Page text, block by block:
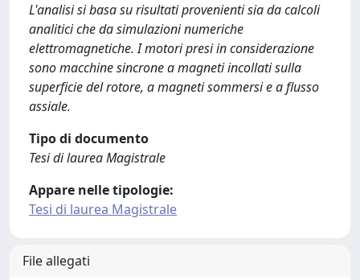
L'analisi si basa su risultati provenienti sia da calcoli
analitici che da simulazioni numeriche
elettromagnetiche. I motori presi in considerazione
sono macchine sincrone a magneti incollati sulla
superficie del rotore, a magneti sommersi e a flusso
assiale.
Tipo di documento
Tesi di laurea Magistrale
Appare nelle tipologie:
Tesi di laurea Magistrale
File allegati